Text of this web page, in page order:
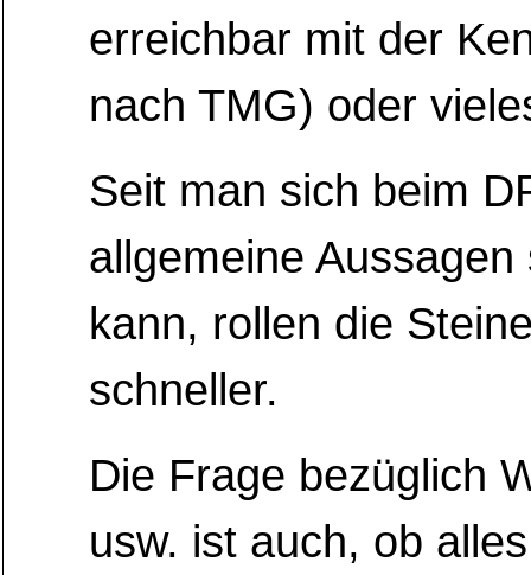
erreichbar mit der
nach TMG) oder
Seit man sich beim
allgemeine Aussagen
kann, rollen die
schneller.
Die Frage bezüglich
usw. ist auch, ob